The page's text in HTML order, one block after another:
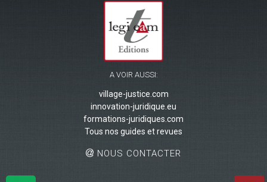
A VOIR AUSSI:
village-justice.com
innovation-juridique.eu
formations-juridiques.com
Tous nos guides et revues
NOUS CONTACTER